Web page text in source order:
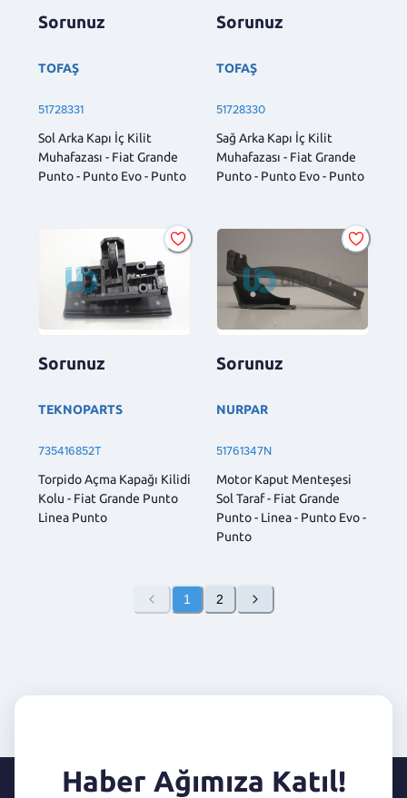
Sorunuz
TOFAŞ
51728331
Sol Arka Kapı İç Kilit
Muhafazası - Fiat Grande
Punto - Punto Evo - Punto
Sorunuz
TOFAŞ
51728330
Sağ Arka Kapı İç Kilit
Muhafazası - Fiat Grande
Punto - Punto Evo - Punto
Sorunuz
TEKNOPARTS
735416852T
Torpido Açma Kapağı Kilidi
Kolu - Fiat Grande Punto
Linea Punto
Sorunuz
NURPAR
51761347N
Motor Kaput Menteşesi
Sol Taraf - Fiat Grande
Punto - Linea - Punto Evo -
Punto
1 2
Haber Ağımıza Katıl!